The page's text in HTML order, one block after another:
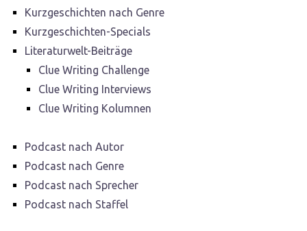
Kurzgeschichten nach Genre
Kurzgeschichten-Specials
Literaturwelt-Beiträge
Clue Writing Challenge
Clue Writing Interviews
Clue Writing Kolumnen
Podcast nach Autor
Podcast nach Genre
Podcast nach Sprecher
Podcast nach Staffel